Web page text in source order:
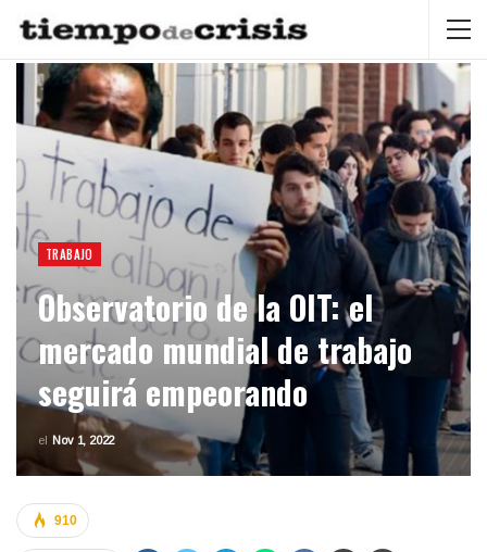
TRABAJO
Observatorio de la OIT: el
mercado mundial de trabajo
seguirá empeorando
el Nov 1, 2022
910